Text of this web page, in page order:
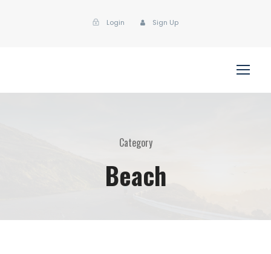
Login Sign Up
Category
Beach